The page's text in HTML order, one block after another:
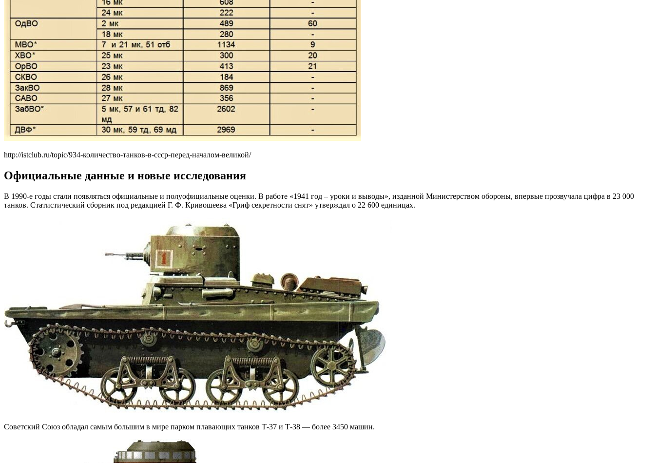
http://istclub.ru/topic/934-количество-танков-в-ссср-перед-началом-великой/
Официальные данные и новые исследования
В 1990-е годы стали появляться официальные и полуофициальные оценки. В работе «1941 год – уроки и выводы», изданной Министерством обороны, впервые прозвучала цифра в 23 000
танков. Статистический сборник под редакцией Г. Ф. Кривошеева «Гриф секретности снят» утверждал о 22 600 единицах.
Советский Союз обладал самым большим в мире парком плавающих танков Т-37 и Т-38 — более 3450 машин.